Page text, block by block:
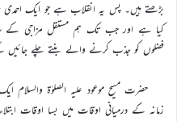
بڑھتے ہیں۔ پس یہ انقلاب ہے جو ایک احمدی
کیا ہے اور جب تک ہم مستقل مزاجی کے
فضلوں کو جذب کرنے والے بنتے چلے جائیں
حضرت مسیح موعود علیہ الصلوٰۃ والسلام
زمانہ کے درمیانی اوقات میں بسا اوقات